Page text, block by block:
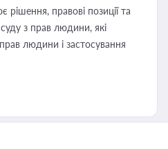
рішення, правові позиції та
з прав людини, які
людини і застосування